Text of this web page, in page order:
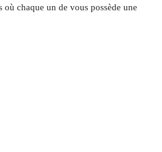
chaque un de vous possède une